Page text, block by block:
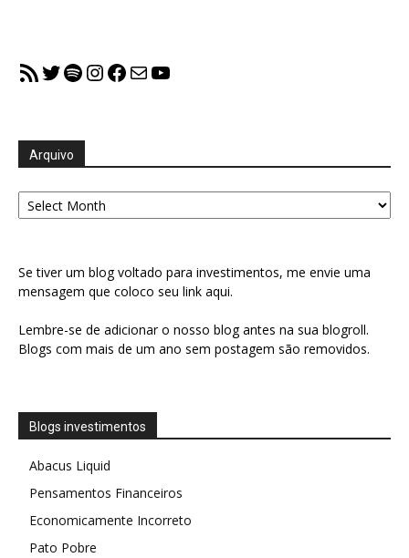
RSS FeedTwitter
Spotify
Instagram
Facebook
MailYouTube
Arquivo
Arquivo
Se tiver um blog voltado para investimentos, me envie uma
mensagem que coloco seu link aqui.
Lembre-se de adicionar o nosso blog antes na sua blogroll.
Blogs com mais de um ano sem postagem são removidos.
Blogs investimentos
Abacus Liquid
Pensamentos Financeiros
Economicamente Incorreto
Pato Pobre